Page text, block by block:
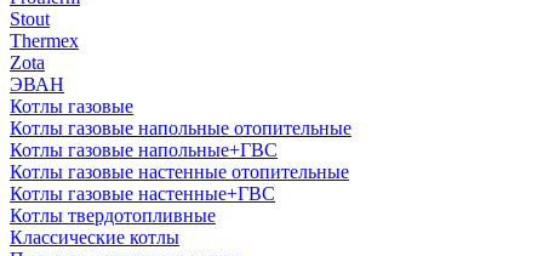
Stout
Thermex
Zota
ЭВАН
Котлы газовые
Котлы газовые напольные отопительные
Котлы газовые напольные+ГВС
Котлы газовые настенные отопительные
Котлы газовые настенные+ГВС
Котлы твердотопливные
Классические котлы